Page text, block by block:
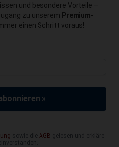
und besondere Vorteile –
zu unserem Premium-
einen Schritt voraus!
»
sowie die AGB gelesen und erkläre